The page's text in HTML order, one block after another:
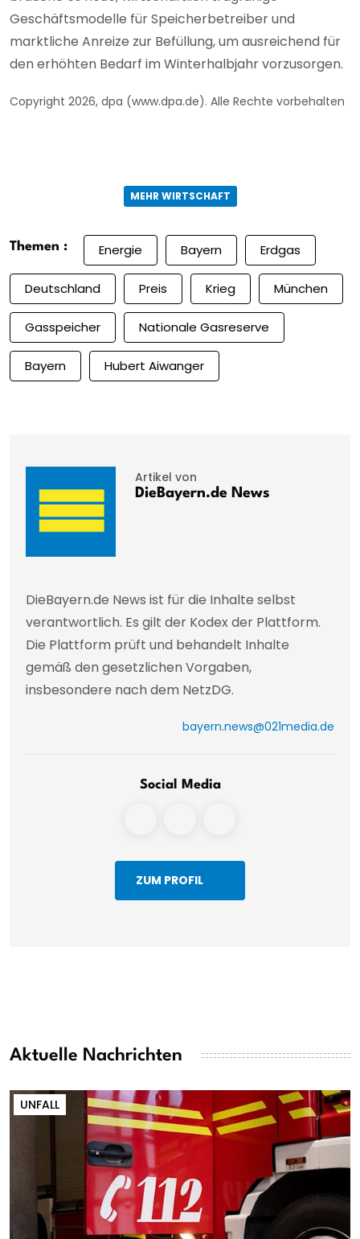
Geschäftsmodelle für Speicherbetreiber und
marktliche Anreize zur Befüllung, um ausreichend für
den erhöhten Bedarf im Winterhalbjahr vorzusorgen.
Copyright 2026, dpa (www.dpa.de). Alle Rechte vorbehalten
MEHR WIRTSCHAFT
Themen : Energie Bayern Erdgas
Deutschland Preis Krieg München
Gasspeicher Nationale Gasreserve
Bayern Hubert Aiwanger
Artikel von
DieBayern.de News
DieBayern.de News ist für die Inhalte selbst
verantwortlich. Es gilt der Kodex der Plattform.
Die Plattform prüft und behandelt Inhalte
gemäß den gesetzlichen Vorgaben,
insbesondere nach dem NetzDG.
bayern.news@021media.de
Social Media
ZUM PROFIL
Aktuelle Nachrichten
UNFALL